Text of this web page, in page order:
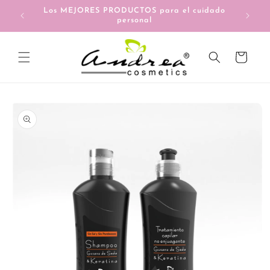
directamenteLos MEJORES PRODUCTOS para el cuidado
personal
Carrito
a la
información